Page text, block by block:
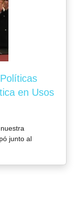
en Usos
junto al